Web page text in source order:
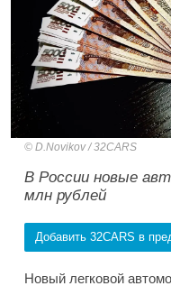
D.Novikov / 32CARS
В России новые
млн рублей
Добавить 32CARS в
Новый легковой